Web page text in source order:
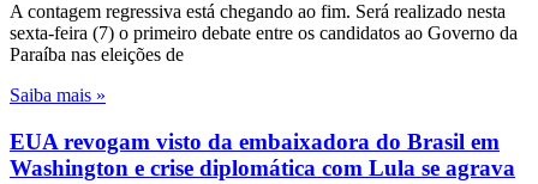
A contagem regressiva está chegando ao fim. Será realizado nesta
sexta-feira (7) o primeiro debate entre os candidatos ao Governo da
Paraíba nas eleições de
Saiba mais »
EUA revogam visto da embaixadora do Brasil em
Washington e crise diplomática com Lula se agrava